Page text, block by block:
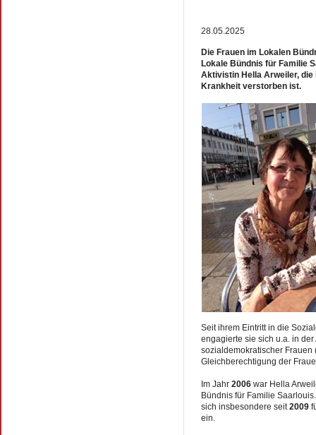
28.05.2025
Die Frauen im Lokalen
Lokale Bündnis für Familie
Aktivistin Hella Arweiler,
Krankheit verstorben ist.
Seit ihrem Eintritt in die
engagierte sie sich u.a. in
sozialdemokratischer Frauen
Gleichberechtigung der
Im Jahr 2006 war Hella
Bündnis für Familie
sich insbesondere seit2009
ein.